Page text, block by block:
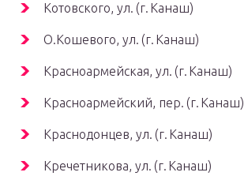
Котовского, ул. (г. Канаш)
О.Кошевого, ул. (г. Канаш)
Красноармейская, ул. (г. Канаш)
Красноармейский, пер. (г. Канаш)
Краснодонцев, ул. (г. Канаш)
Кречетникова, ул. (г. Канаш)